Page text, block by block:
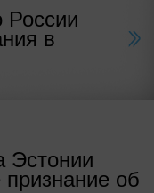
России
в
Эстонии
об